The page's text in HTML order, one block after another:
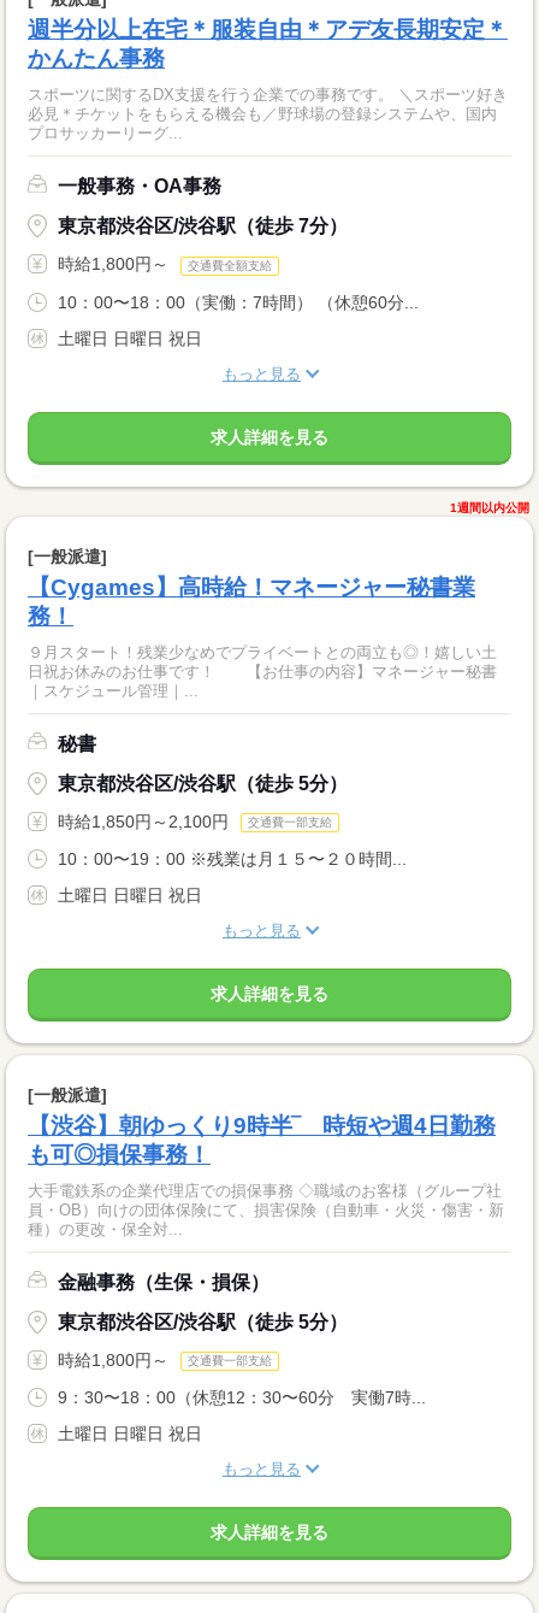
週半分以上在宅＊服装自由＊アデ友長期安定＊
かんたん事務
スポーツに関するDX支援を行う企業での事務です。 ＼スポーツ好き
必見＊チケットをもらえる機会も／野球場の登録システムや、国内
プロサッカーリーグ...
一般事務・OA事務
東京都渋谷区/渋谷駅（徒歩 7分）
時給1,800円～ 交通費全額支給
10：00〜18：00（実働：7時間） （休憩60分...
土曜日 日曜日 祝日
もっと見る
求人詳細を見る
1週間以内公開
[一般派遣]
【Cygames】高時給！マネージャー秘書業
務！
９月スタート！残業少なめでプライベートとの両立も◎！嬉しい土
日祝お休みのお仕事です！ 【お仕事の内容】マネージャー秘書
｜スケジュール管理｜...
秘書
東京都渋谷区/渋谷駅（徒歩 5分）
時給1,850円～2,100円 交通費一部支給
10：00〜19：00 ※残業は月１５〜２０時間...
土曜日 日曜日 祝日
もっと見る
求人詳細を見る
[一般派遣]
【渋谷】朝ゆっくり9時半‾ 時短や週4日勤務
も可◎損保事務！
大手電鉄系の企業代理店での損保事務 ◇職域のお客様（グループ社
員・OB）向けの団体保険にて、損害保険（自動車・火災・傷害・新
種）の更改・保全対...
金融事務（生保・損保）
東京都渋谷区/渋谷駅（徒歩 5分）
時給1,800円～ 交通費一部支給
9：30〜18：00（休憩12：30〜60分 実働7時...
土曜日 日曜日 祝日
もっと見る
求人詳細を見る